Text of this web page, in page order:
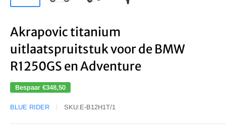
Akrapovic titanium
uitlaatspruitstuk voor de BMW
R1250GS en Adventure
Bespaar €348,50
BLUE RIDER SKU:E-B12H1T/1